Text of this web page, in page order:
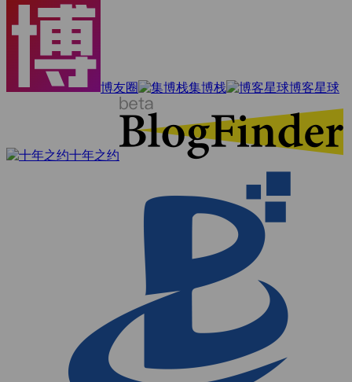
博友圈 集博栈 博客星球
十年之约